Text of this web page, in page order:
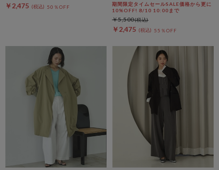
￥2,475 50％OFF
期間限定タイムセールSALE価格から更に
10%OFF! 8/10 10:00まで
￥2,475 55％OFF
￥5,500